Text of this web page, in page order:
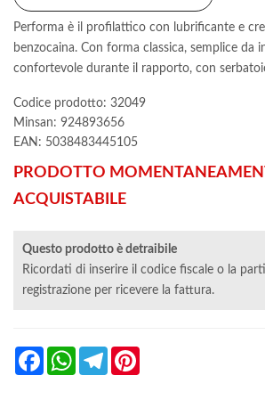
Performa è il profilattico con lubrificante e
benzocaina. Con forma classica, semplice da
confortevole durante il rapporto, con
Codice prodotto: 32049
Minsan: 924893656
EAN: 5038483445105
PRODOTTO
ACQUISTABILE
Questo prodotto è detraibile
Ricordati di inserire il codice fiscale o la
registrazione per ricevere la fattura.
FacebookWhatsAppTelegram